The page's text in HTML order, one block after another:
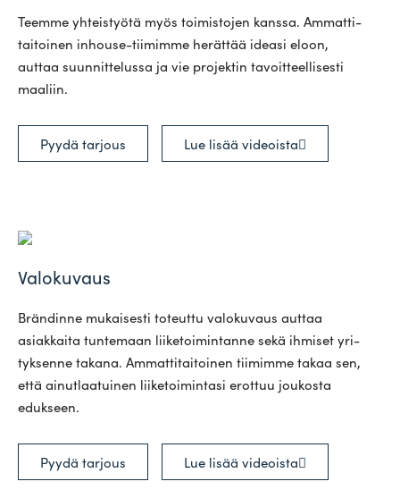
Teemme yhteis­työtä myös toi­mis­tojen kanssa. Ammat­ti­
tai­toinen inhouse-tii­mimme herättää ideasi eloon,
auttaa suun­nit­te­lussa ja vie pro­jektin tavoit­teel­li­sesti
maaliin.
Pyydä tarjous Lue lisää videoista
Valokuvaus
Brän­dinne mukai­sesti toteuttu valo­kuvaus auttaa
asiak­kaita tun­temaan lii­ke­toi­min­tanne sekä ihmiset yri­
tyk­senne takana. Ammat­ti­tai­toinen tii­mimme takaa sen,
että ainut­laa­tuinen lii­ke­toi­mintasi erottuu jou­kosta
edukseen.
Pyydä tarjous Lue lisää videoista